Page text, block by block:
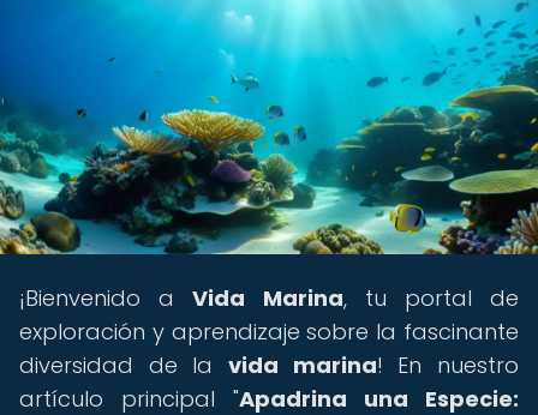
¡Bienvenido aVida Marina, tu portal de
exploración y aprendizaje sobre la fascinante
diversidad de la vida marina! En nuestro
artículo principal "Apadrina una Especie: